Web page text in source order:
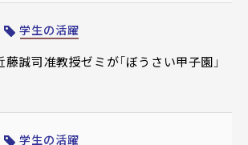
学生の活躍
藤誠司准教授ゼミが「ぼうさい甲子園」
学生の活躍